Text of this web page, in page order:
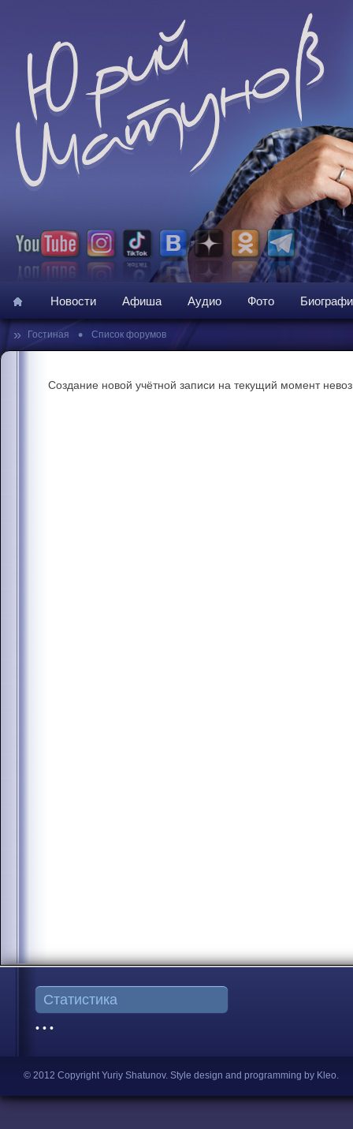
Новости Афиша Аудио Фото
» Гостиная • Список форумов
Создание новой учётной записи на текущий момент
Статистика
• • •
© 2012 Copyright Yuriy Shatunov. Style design and programming by Kleo.